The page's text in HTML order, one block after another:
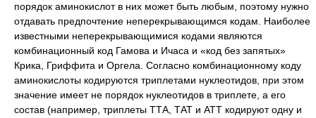
порядок аминокислот в них может быть любым, поэтому нужно
отдавать предпочтение неперекрывающимся кодам. Наиболее
известными неперекрывающимися кодами являются
комбинационный код Гамова и Ичаса и «код без запятых»
Крика, Гриффита и Оргела. Согласно комбинационному коду
аминокислоты кодируются триплетами нуклеотидов, при этом
значение имеет не порядок нуклеотидов в триплете, а его
состав (например, триплеты ТТА, ТАТ и АТТ кодируют одну и